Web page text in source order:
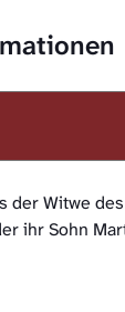
der Witwe
ihr Sohn